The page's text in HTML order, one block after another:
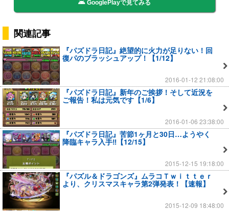
GooglePlayで見てみる
関連記事
『パズドラ日記』絶望的に火力が足りない！回
復パのブラッシュアップ！【1/12】
2016-01-12 21:08:00
『パズドラ日記』新年のご挨拶！そして近況を
ご報告！私は元気です【1/6】
2016-01-06 23:38:00
『パズドラ日記』苦節1ヶ月と30日…ようやく
降臨キャラ入手‼【12/15】
2015-12-15 19:18:00
『パズル＆ドラゴンズ』ムラコＴｗｉｔｔｅｒ
より、クリスマスキャラ第2弾発表！【速報】
2015-12-09 18:48:00